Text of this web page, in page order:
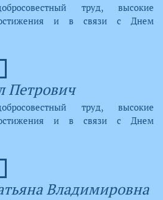
труд, высокие
и в связи с Днем
Петрович
труд, высокие
и в связи с Днем
Владимировна